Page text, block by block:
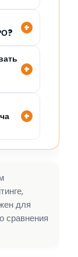
для
сравнения